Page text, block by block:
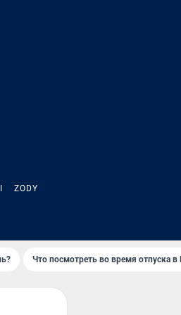
ZODY
Что посмотреть во время отпуска в